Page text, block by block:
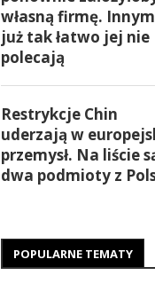
własną firmę. Innym
już tak łatwo jej nie
polecają
Restrykcje Chin
uderzają w
przemysł. Na liście
dwa podmioty z
POPULARNE TEMATY